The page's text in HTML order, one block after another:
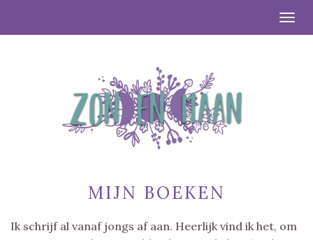
MIJN BOEKEN
Ik schrijf al vanaf jongs af aan. Heerlijk vind ik het, om